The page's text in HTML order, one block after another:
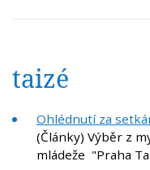
taizé
Ohlédnutí za
(Články) Výběr z
mládeže "Praha